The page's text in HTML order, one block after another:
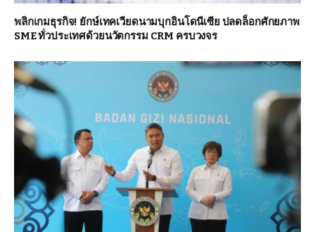
พลิกเกมธุรกิจ! ยักษ์เทคเวียดนามบุกอินโดนีเซีย ปลดล็อกศักยภาพ
SME ทั่วประเทศด้วยนวัตกรรม CRM ครบวงจร